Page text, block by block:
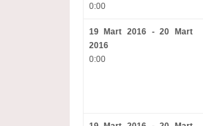
0:00
19 Mart 2016 - 20 Mart
2016
0:00